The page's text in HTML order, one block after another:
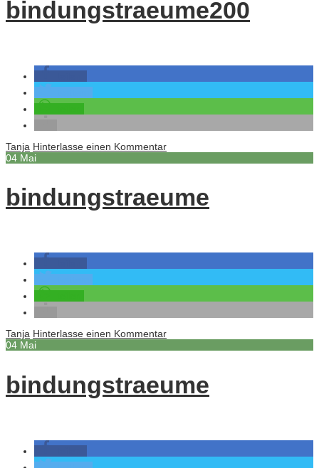
bindungstraeume200
Tanja Hinterlasse einen Kommentar
04 Mai
bindungstraeume
Tanja Hinterlasse einen Kommentar
04 Mai
bindungstraeume